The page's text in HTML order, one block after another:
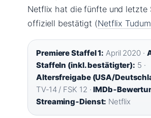
Netflix hat die fünfte und letzte
offiziell bestätigt (Netflix Tudum
Premiere Staffel 1: April 2020 ·
Staffeln (inkl. bestätigter): 5 ·
Altersfreigabe (USA/
TV‑14 / FSK 12 ·
Streaming‑Dienst: Netflix